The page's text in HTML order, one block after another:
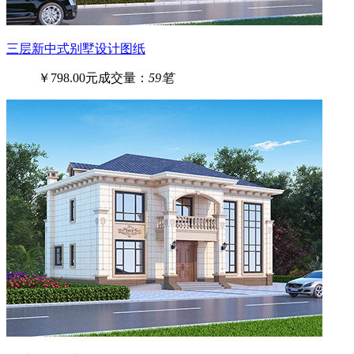
三层新中式别墅设计图纸
￥798.00元成交量： 59笔